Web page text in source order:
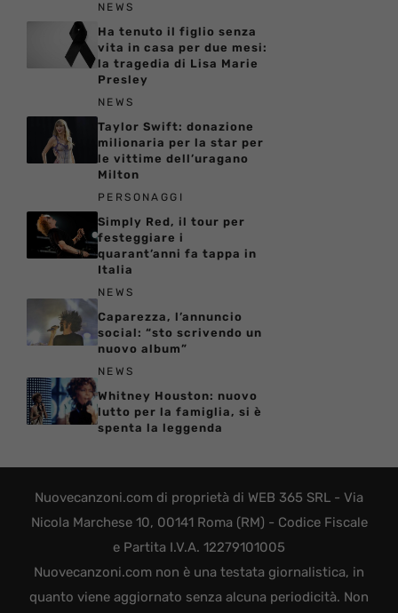
NEWS
Ha tenuto il figlio senza
vita in casa per due mesi:
la tragedia di Lisa Marie
Presley
NEWS
Taylor Swift: donazione
milionaria per la star per
le vittime dell’uragano
Milton
PERSONAGGI
Simply Red, il tour per
festeggiare i
quarant’anni fa tappa in
Italia
NEWS
Caparezza, l’annuncio
social: “sto scrivendo un
nuovo album”
NEWS
Whitney Houston: nuovo
lutto per la famiglia, si è
spenta la leggenda
Nuovecanzoni.com di proprietà di WEB 365 SRL - Via
Nicola Marchese 10, 00141 Roma (RM) - Codice Fiscale
e Partita I.V.A. 12279101005
Nuovecanzoni.com non è una testata giornalistica, in
quanto viene aggiornato senza alcuna periodicità. Non